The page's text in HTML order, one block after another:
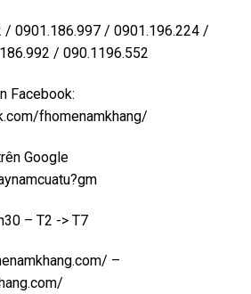
/ 0901.186.997 / 0901.196.224 /
/ 090.1196.552
Facebook:
fhomenamkhang/
Google
– T2 -> T7
–